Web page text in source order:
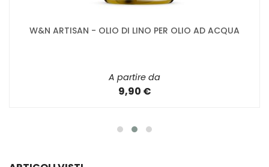
W&N ARTISAN - OLIO DI LINO PER OLIO AD ACQUA
A partire da
9,90 €